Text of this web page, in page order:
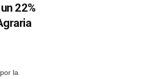
22%
la